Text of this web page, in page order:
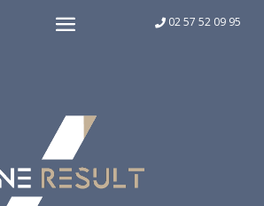
02 57 52 09 95